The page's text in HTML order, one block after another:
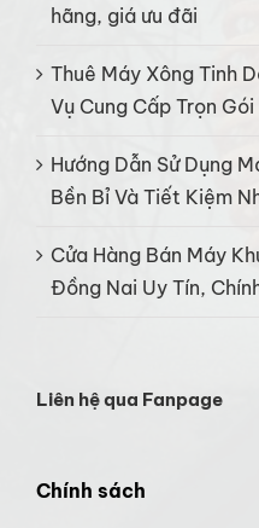
hãng, giá ưu đãi
Thuê Máy Xông Tinh
Vụ Cung Cấp Trọn Gói
Hướng Dẫn Sử Dụng
Bền Bỉ Và Tiết Kiệm
Cửa Hàng Bán Máy
Đồng Nai Uy Tín,
Liên hệ qua Fanpage
Chính sách